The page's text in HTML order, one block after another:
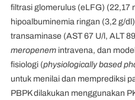
filtrasi glomerulus (eLFG) (22,17
hipoalbuminemia ringan (3,2 g/
transaminase (AST 67 U/l, ALT
meropenemintravena, dan
fisiologi (physiologically based
untuk menilai dan memprediksi
PBPK dilakukan menggunakan